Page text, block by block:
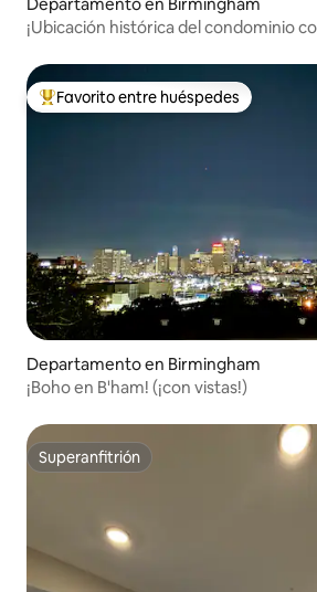
Departamento en Birmingham
¡Ubicación histórica del condominio
De los mejores en Favorito entre
Favorito entre huéspedes
Departamento en Birmingham
¡Boho en B'ham! (¡con vistas!)
Superanfitrión
Superanfitrión